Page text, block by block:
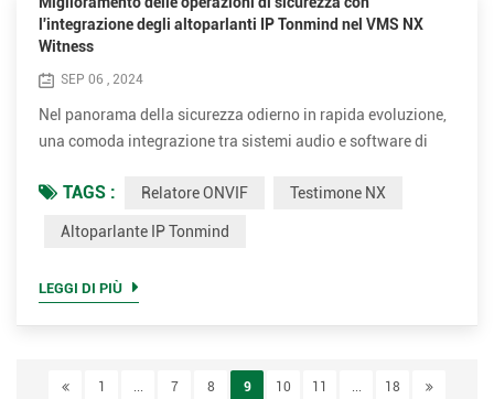
l'integrazione degli altoparlanti IP Tonmind nel VMS NX
Witness
SEP 06 , 2024
Nel panorama della sicurezza odierno in rapida evoluzione,
una comoda integrazione tra sistemi audio e software di
efficienti e una migliore consapevolezza della situazione.
Tonmind IP Speaker, insieme a NXï¼Network
bidirezionale, ma fornisce a...
TAGS : Relatore ONVIF Testimone NX
Altoparlante IP Tonmind
LEGGI DI PIÙ
1 ... 7 8 9 10 11 ... 18